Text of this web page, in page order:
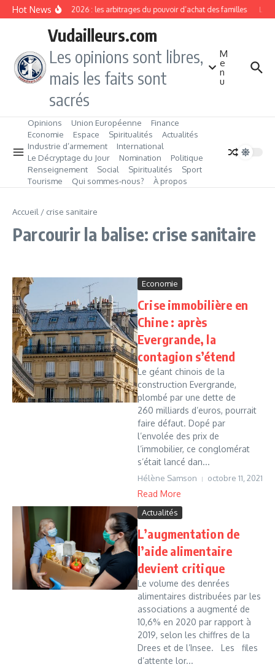
Aller au contenu
Hot NewsRentrée 2026 : les arbitrages du pouvoir d’achat des familles
Vudailleurs.com
Les opinions sont libres,
mais les faits sont
sacrés
M
e
n
u
Opinions Union Européenne
Finance
Economie
Espace Spiritualités
Actualités
Industrie d’armement
International
Le Décryptage du Jour
Nomination
Politique
Renseignement
Social Spiritualités
Sport
Tourisme
Qui sommes‑nous? À propos
Accueil / crise sanitaire
Parcourir la balise: crise sanitaire
Economie
Crise immobilière en
Chine : après
Evergrande, la
contagion s’étend
Le géant chinois de la
construction Evergrande,
plombé par une dette de
260 milliards d’euros, pourrait
faire défaut. Dopé par
l’envolée des prix de
l’immobilier, ce conglomérat
s’était lancé dan...
Hélène Samson octobre 11, 2021
Read More
Actualités
L’augmentation de
l’aide alimentaire
devient critique
Le volume des denrées
alimentaires distribuées par les
associations a augmenté de
10,6% en 2020 par rapport à
2019, selon les chiffres de la
Drees et de l’Insee. Les files
d’attente lor...